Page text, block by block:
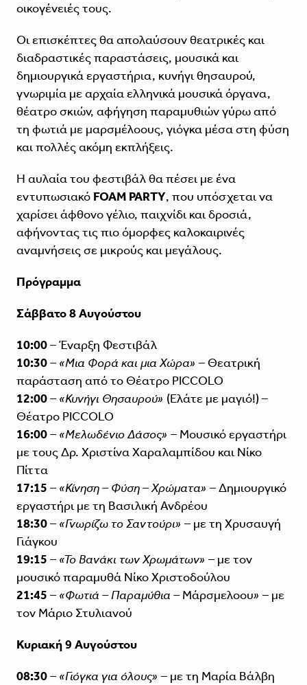
οικογένειές τους.
Οι επισκέπτες θα απολαύσουν θεατρικές και
διαδραστικές παραστάσεις, μουσικά και
δημιουργικά εργαστήρια, κυνήγι θησαυρού,
γνωριμία με αρχαία ελληνικά μουσικά όργανα,
θέατρο σκιών, αφήγηση παραμυθιών γύρω από
τη φωτιά με μαρσμέλοους, γιόγκα μέσα στη φύση
και πολλές ακόμη εκπλήξεις.
Η αυλαία του φεστιβάλ θα πέσει με ένα
εντυπωσιακό FOAM PARTY, που υπόσχεται να
χαρίσει άφθονο γέλιο, παιχνίδι και δροσιά,
αφήνοντας τις πιο όμορφες καλοκαιρινές
αναμνήσεις σε μικρούς και μεγάλους.
Πρόγραμμα
Σάββατο 8 Αυγούστου
10:00– Έναρξη Φεστιβάλ
10:30– «Μια Φορά και μια Χώρα» – Θεατρική
παράσταση από το Θέατρο PICCOLO
12:00– «Κυνήγι Θησαυρού» (Ελάτε με μαγιό!) –
Θέατρο PICCOLO
16:00– «Μελωδένιο Δάσος» – Μουσικό εργαστήρι
με τους Δρ. Χριστίνα Χαραλαμπίδου και Νίκο
Πίττα
17:15 – «Κίνηση – Φύση – Χρώματα» – Δημιουργικό
εργαστήρι με τη Βασιλική Ανδρέου
18:30– «Γνωρίζω το Σαντούρι» – με τη Χρυσαυγή
Γιάγκου
19:15 – «Το Βανάκι των Χρωμάτων» – με τον
μουσικό παραμυθά Νίκο Χριστοδούλου
21:45 – «Φωτιά – Παραμύθια –Μάρσμελοου» – με
τον Μάριο Στυλιανού
Κυριακή 9 Αυγούστου
08:30– «Γιόγκα για όλους» – με τη Μαρία Βάλβη